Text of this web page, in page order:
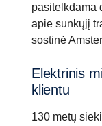
pasitelkdama
apie sunkųjį
sostinė
Elektrinis miškovežis kurtas drauge su
klientu
130 metų